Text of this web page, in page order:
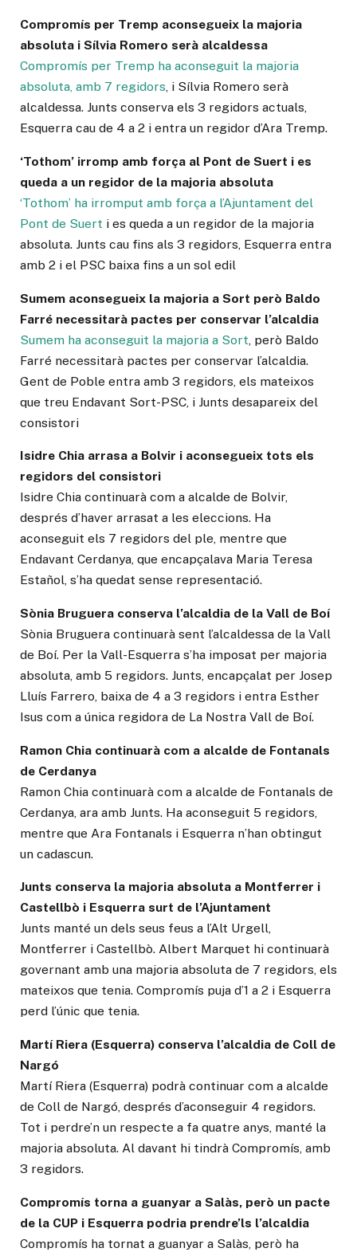
Compromís per Tremp aconsegueix la majoria
absoluta i Sílvia Romero serà alcaldessa
Compromís per Tremp ha aconseguit la majoria
absoluta, amb 7 regidors, i Sílvia Romero serà
alcaldessa. Junts conserva els 3 regidors actuals,
Esquerra cau de 4 a 2 i entra un regidor d’Ara Tremp.
‘Tothom’ irromp amb força al Pont de Suert i es
queda a un regidor de la majoria absoluta
‘Tothom’ ha irromput amb força a l’Ajuntament del
Pont de Suert i es queda a un regidor de la majoria
absoluta. Junts cau fins als 3 regidors, Esquerra entra
amb 2 i el PSC baixa fins a un sol edil
Sumem aconsegueix la majoria a Sort però Baldo
Farré necessitarà pactes per conservar l’alcaldia
Sumem ha aconseguit la majoria a Sort , però Baldo
Farré necessitarà pactes per conservar l’alcaldia.
Gent de Poble entra amb 3 regidors, els mateixos
que treu Endavant Sort-PSC, i Junts desapareix del
consistori
Isidre Chia arrasa a Bolvir i aconsegueix tots els
regidors del consistori
Isidre Chia continuarà com a alcalde de Bolvir,
després d’haver arrasat a les eleccions. Ha
aconseguit els 7 regidors del ple, mentre que
Endavant Cerdanya, que encapçalava Maria Teresa
Estañol, s’ha quedat sense representació.
Sònia Bruguera conserva l’alcaldia de la Vall de Boí
Sònia Bruguera continuarà sent l’alcaldessa de la Vall
de Boí. Per la Vall-Esquerra s’ha imposat per majoria
absoluta, amb 5 regidors. Junts, encapçalat per Josep
Lluís Farrero, baixa de 4 a 3 regidors i entra Esther
Isus com a única regidora de La Nostra Vall de Boí.
Ramon Chia continuarà com a alcalde de Fontanals
de Cerdanya
Ramon Chia continuarà com a alcalde de Fontanals de
Cerdanya, ara amb Junts. Ha aconseguit 5 regidors,
mentre que Ara Fontanals i Esquerra n’han obtingut
un cadascun.
Junts conserva la majoria absoluta a Montferrer i
Castellbò i Esquerra surt de l’Ajuntament
Junts manté un dels seus feus a l’Alt Urgell,
Montferrer i Castellbò. Albert Marquet hi continuarà
governant amb una majoria absoluta de 7 regidors, els
mateixos que tenia. Compromís puja d’1 a 2 i Esquerra
perd l’únic que tenia.
Martí Riera (Esquerra) conserva l’alcaldia de Coll de
Nargó
Martí Riera (Esquerra) podrà continuar com a alcalde
de Coll de Nargó, després d’aconseguir 4 regidors.
Tot i perdre’n un respecte a fa quatre anys, manté la
majoria absoluta. Al davant hi tindrà Compromís, amb
3 regidors.
Compromís torna a guanyar a Salàs, però un pacte
de la CUP i Esquerra podria prendre’ls l’alcaldia
Compromís ha tornat a guanyar a Salàs, però ha